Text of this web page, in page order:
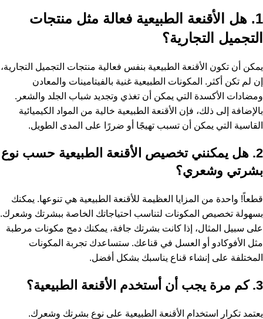
1. هل الأقنعة الطبيعية فعالة مثل منتجات
التجميل التجارية؟
يمكن أن تكون الأقنعة الطبيعية بنفس فعالية منتجات التجميل التجارية،
إن لم تكن أكثر. المكونات الطبيعية غنية بالفيتامينات والمعادن
ومضادات الأكسدة التي يمكن أن تغذي وتجديد شباب الجلد والشعر.
بالإضافة إلى ذلك، فإن الأقنعة الطبيعية خالية من المواد الكيميائية
القاسية التي يمكن أن تسبب تهيجًا أو ضررًا على المدى الطويل.
2. هل يمكنني تخصيص الأقنعة الطبيعية حسب نوع
بشرتي وشعري؟
قطعاً! واحدة من المزايا العظيمة للأقنعة الطبيعية هي تنوعها. يمكنك
بسهولة تخصيص المكونات لتناسب احتياجاتك الخاصة ببشرتك وشعرك.
على سبيل المثال، إذا كانت بشرتك جافة، يمكنك دمج مكونات مرطبة
مثل الأفوكادو أو العسل في قناعك. ستساعدك تجربة المكونات
المختلفة على إنشاء قناع يناسبك بشكل أفضل.
3. كم مرة يجب أن أستخدم الأقنعة الطبيعية؟
يعتمد تكرار استخدام الأقنعة الطبيعية على نوع بشرتك وشعرك.